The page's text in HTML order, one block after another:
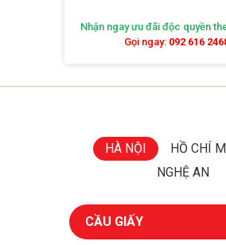
Nhận ngay ưu đãi độc quyền
Gọi ngay: 092 616
HÀ NỘI HỒ CHÍ
NGHỆ AN
CẦU GIẤY